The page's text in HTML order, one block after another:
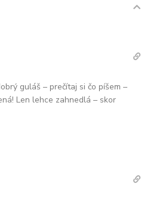
guláš – prečítaj si čo píšem –
Len lehce zahnedlá – skor